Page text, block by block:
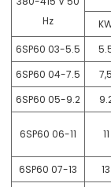
Hz
6SP60 03-5.5
6SP60 04-7.5
7,5
6SP60 05-9.2
6SP60 06-11 11
6SP60 07-13 13